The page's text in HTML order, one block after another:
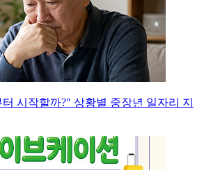
시작할까?" 상황별 중장년 일자리 지